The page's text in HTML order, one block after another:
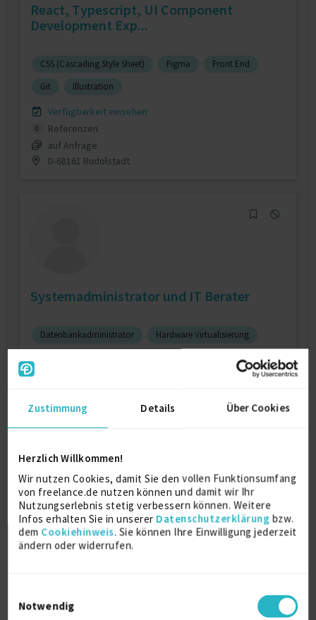
Zustimmung Details Über Cookies
Herzlich Willkommen!
Wir nutzen Cookies, damit Sie den vollen Funktionsumfang
von freelance.de nutzen können und damit wir Ihr
Nutzungserlebnis stetig verbessern können. Weitere
Infos erhalten Sie in unserer Datenschutzerklärung bzw.
dem Cookiehinweis. Sie können Ihre Einwilligung jederzeit
ändern oder widerrufen.
Notwendig
React, Typescript, UI Component
Development Exp...
CSS (Cascading Style Sheet) Figma
Front End
Git
Illustration
Verfügbarkeit einsehen
0
Referenzen
auf Anfrage
D-68161 Rudolstadt
Systemadministrator und IT Berater
Datenbankadministrator
Hardware Virtualisierung
auf Anfrage
D-07407 Rudolstadt
Algorithmen